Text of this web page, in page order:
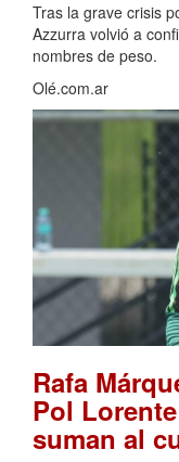
Tras la grave crisis
Azzurra volvió a
nombres de peso.
Olé.com.ar
Rafa
Pol
suman al